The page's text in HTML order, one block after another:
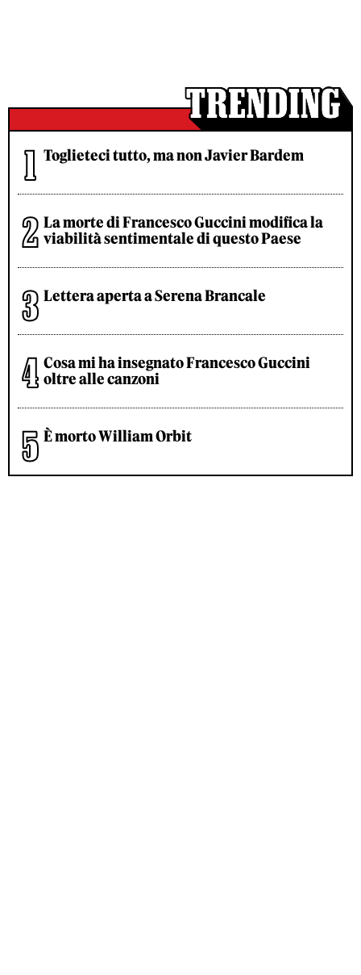
Toglieteci tutto, ma non Javier Bardem
La morte di Francesco Guccini modifica la
viabilità sentimentale di questo Paese
Lettera aperta a Serena Brancale
Cosa mi ha insegnato Francesco Guccini
oltre alle canzoni
È morto William Orbit